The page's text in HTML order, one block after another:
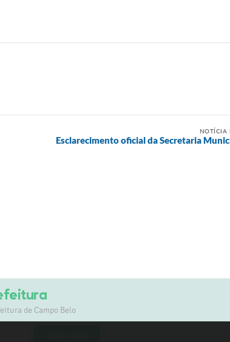
NOTÍCIA
Esclarecimento oficial da Secretaria
de Campo Belo